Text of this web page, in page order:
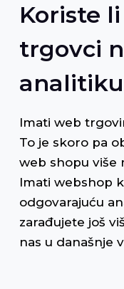
Koriste
trgovci
Imati web
To je skoro pa
web shopu više
Imati webshop
odgovarajuću
zarađujete još
nas u današnje